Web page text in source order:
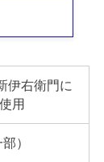
伊右衛門に
用
）